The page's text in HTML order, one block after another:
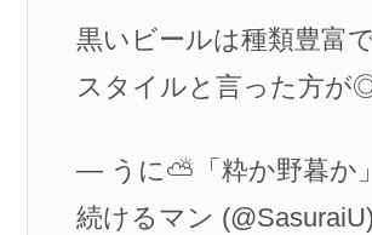
黒いビールは種類豊富で
スタイルと言った方が
— うに⛅「粋か野暮か
続けるマン (@SasuraiU)